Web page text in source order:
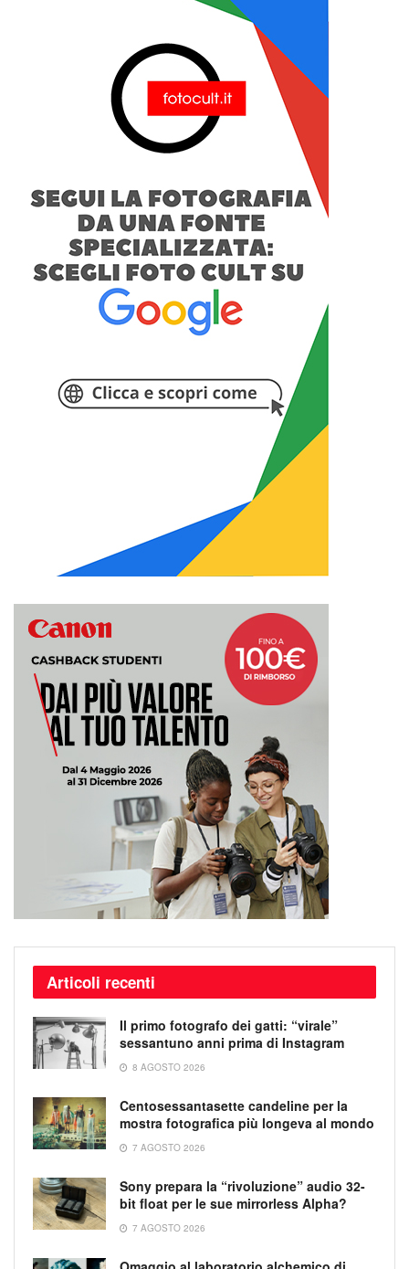
Articoli recenti
Il primo fotografo dei gatti: “virale”
sessantuno anni prima di Instagram
8 AGOSTO 2026
Centosessantasette candeline per la
mostra fotografica più longeva al mondo
7 AGOSTO 2026
Sony prepara la “rivoluzione” audio 32-
bit float per le sue mirrorless Alpha?
7 AGOSTO 2026